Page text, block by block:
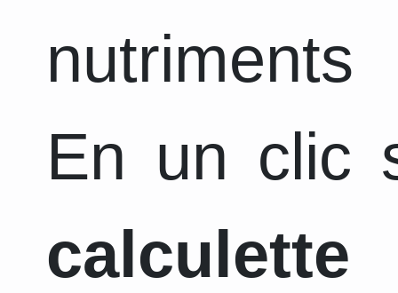
En un clic
calculette